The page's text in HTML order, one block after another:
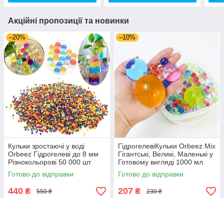
Акційні пропозиції та новинки
–20%
Кульки зростаючі у воді
Orbeez Гідрогелеві до 8 мм
Різнокольорові 50 000 шт
(00914)
Готово до відправки
440 ₴ 550 ₴
–10%
ГідрогелевіКульки Orbeez Mix
Гігантські, Великі, Маленькі у
Готовому вигляді 1000 мл
(01430)
Готово до відправки
207 ₴ 230 ₴